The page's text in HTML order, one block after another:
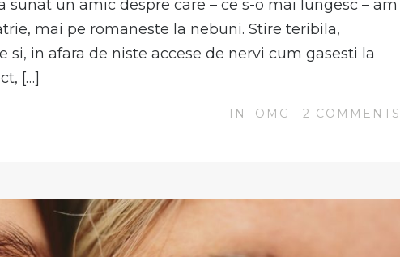
un amic despre care – ce s-o mai lungesc – am
mai pe romaneste la nebuni. Stire teribila,
in afara de niste accese de nervi cum gasesti la
[…]
IN OMG 2 COMMENTS